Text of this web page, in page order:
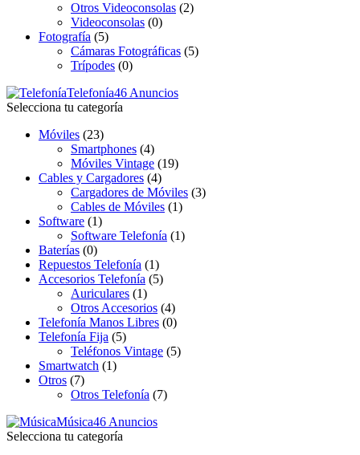
Otros Videoconsolas (2)
Videoconsolas (0)
Fotografía (5)
Cámaras Fotográficas (5)
Trípodes (0)
Telefonía46 Anuncios
Selecciona tu categoría
Móviles (23)
Smartphones (4)
Móviles Vintage (19)
Cables y Cargadores (4)
Cargadores de Móviles (3)
Cables de Móviles (1)
Software (1)
Software Telefonía (1)
Baterías (0)
Repuestos Telefonía (1)
Accesorios Telefonía (5)
Auriculares (1)
Otros Accesorios (4)
Telefonía Manos Libres (0)
Telefonía Fija (5)
Teléfonos Vintage (5)
Smartwatch (1)
Otros (7)
Otros Telefonía (7)
Música46 Anuncios
Selecciona tu categoría